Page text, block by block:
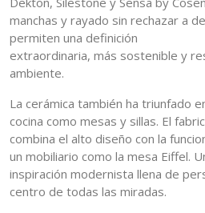
manchas y rayado sin rechazar a
permiten una definición
extraordinaria, más sostenible y
ambiente.
La cerámica también ha triunfado
cocina como mesas y sillas. El
combina el alto diseño con la
un mobiliario como la mesa Eiffel.
inspiración modernista llena de
centro de todas las miradas.